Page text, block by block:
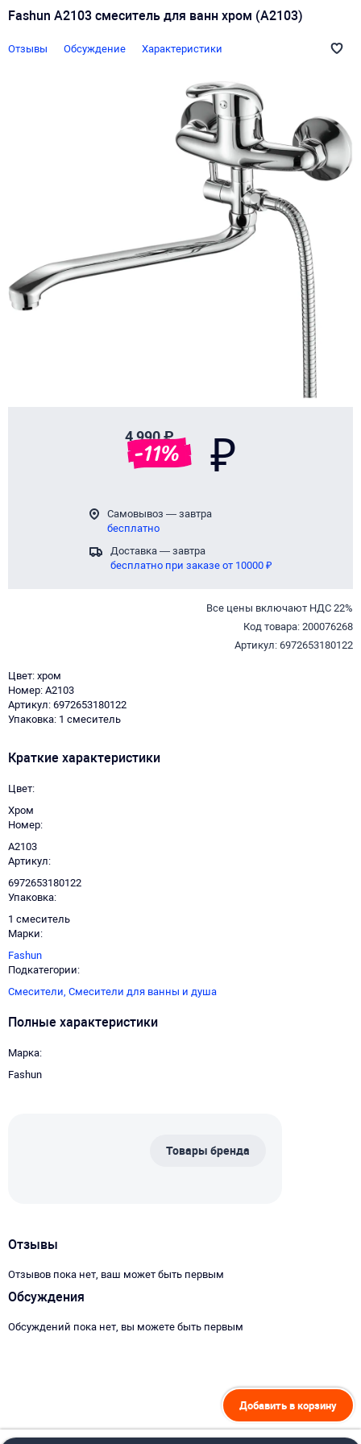
Fashun A2103 смеситель для ванн хром (A2103)
Отзывы Обсуждение Характеристики
4 990 ₽
-11% ₽
Самовывоз — завтра
бесплатно
Доставка — завтра
бесплатно при заказе от 10000 ₽
Все цены включают НДС 22%
Код товара: 200076268
Артикул: 6972653180122
Цвет: хром
Номер: A2103
Артикул: 6972653180122
Упаковка: 1 смеситель
Краткие характеристики
Цвет
Хром
Номер
A2103
Артикул
6972653180122
Упаковка
1 смеситель
Марки
Fashun
Подкатегории
Смесители, Смесители для ванны и душа
Полные характеристики
Марка
Fashun
Товары бренда
Отзывы
Отзывов пока нет, ваш может быть первым
Обсуждения
Обсуждений пока нет, вы можете быть первым
Добавить в корзину